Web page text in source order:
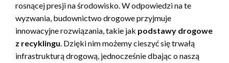
rosnącej presji na środowisko. W odpowiedzi na te
wyzwania, budownictwo drogowe przyjmuje
innowacyjne rozwiązania, takie jak podstawy drogowe
z recyklingu. Dzięki nim możemy cieszyć się trwałą
infrastrukturą drogową, jednocześnie dbając o naszą